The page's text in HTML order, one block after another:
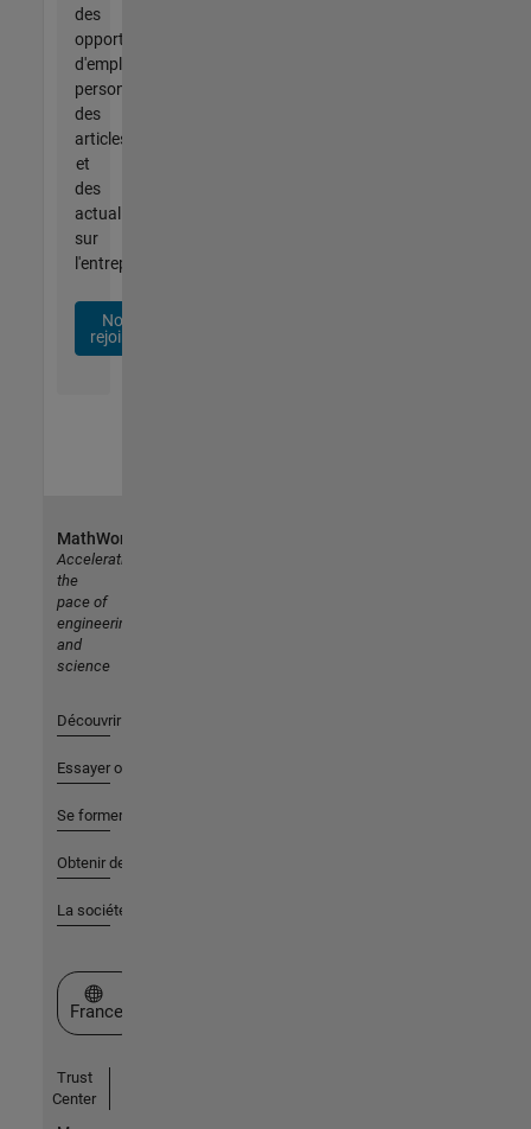
des
opportunités
d'emploi
personnalisées,
des
articles
et
des
actualités
sur
l'entreprise.
Nous
rejoindre
MathWorks
Accelerating
the
pace of
engineering
and
science
Découvrir les produits
Essayer ou acheter
Se former
Obtenir de l'aide
La société
Sélectionner un site web
France
Trust
Center